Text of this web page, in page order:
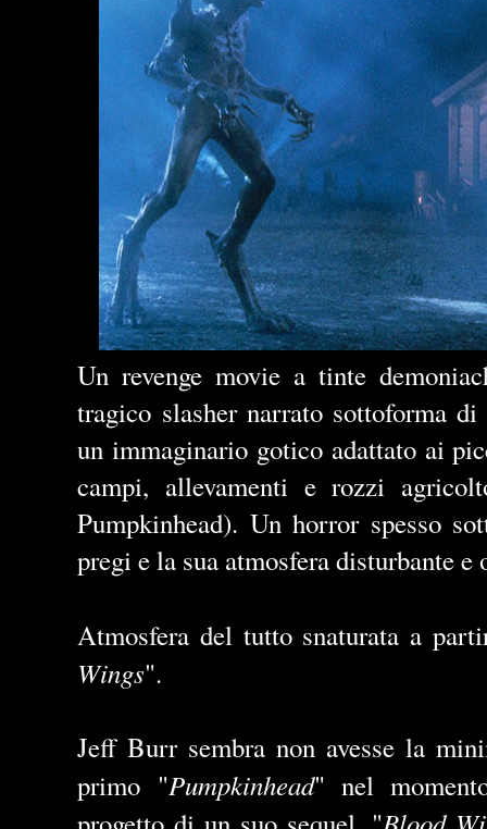
Un revenge movie a tinte
tragico slasher narrato sottoforma
un immaginario gotico adattato ai
campi, allevamenti e rozzi
Pumpkinhead). Un horror spesso
pregi e la sua atmosfera disturbante e
Atmosfera del tutto snaturata a
Wings".
Jeff Burr sembra non avesse la
primo "Pumpkinhead" nel